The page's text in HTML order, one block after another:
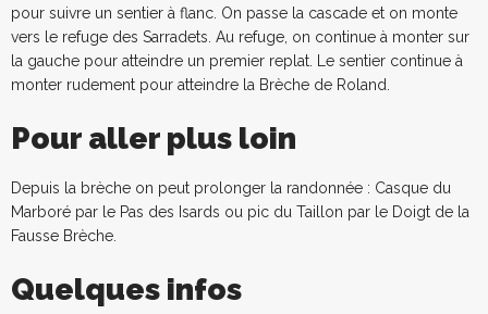
pour suivre un sentier à flanc. On passe la cascade et on monte
vers le refuge des Sarradets. Au refuge, on continue à monter sur
la gauche pour atteindre un premier replat. Le sentier continue à
monter rudement pour atteindre la Brèche de Roland.
Pour aller plus loin
Depuis la brèche on peut prolonger la randonnée : Casque du
Marboré par le Pas des Isards ou pic du Taillon par le Doigt de la
Fausse Brèche.
Quelques infos